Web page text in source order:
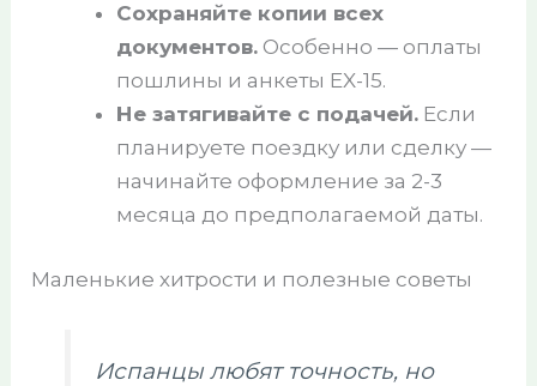
Сохраняйте копии всех
документов. Особенно — оплаты
пошлины и анкеты EX-15.
Не затягивайте с подачей. Если
планируете поездку или сделку —
начинайте оформление за 2-3
месяца до предполагаемой даты.
Маленькие хитрости и полезные советы
Испанцы любят точность, но